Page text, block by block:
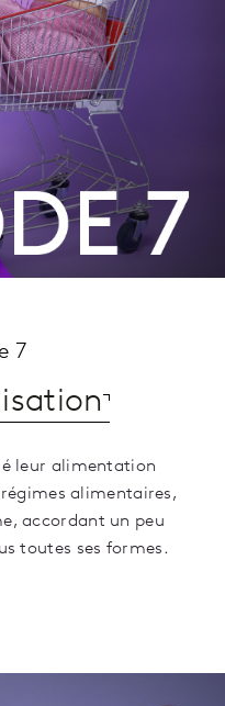
7
leur alimentation
alimentaires,
accordant un peu
toutes ses formes.